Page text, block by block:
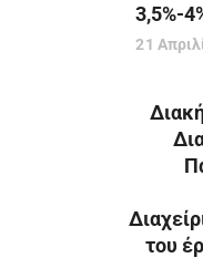
3,5%-
21
του